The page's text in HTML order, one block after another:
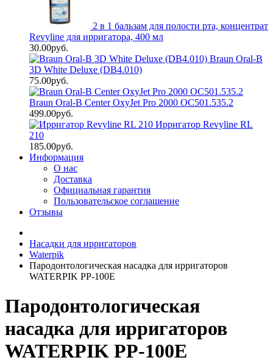
2 в 1 бальзам для полости рта, концентрат
Revyline для ирригатора, 400 мл
30.00руб.
Braun Oral-B
3D White Deluxe (DB4.010)
75.00руб.
Braun Oral-B Center OxyJet Pro 2000 OC501.535.2
499.00руб.
Ирригатор Revyline RL
210
185.00руб.
Информация
О нас
Доставка
Официальная гарантия
Пользовательское соглашение
Отзывы
Насадки для ирригаторов
Waterpik
Пародонтологическая насадка для ирригаторов
WATERPIK PP-100E
Пародонтологическая
насадка для ирригаторов
WATERPIK PP-100E